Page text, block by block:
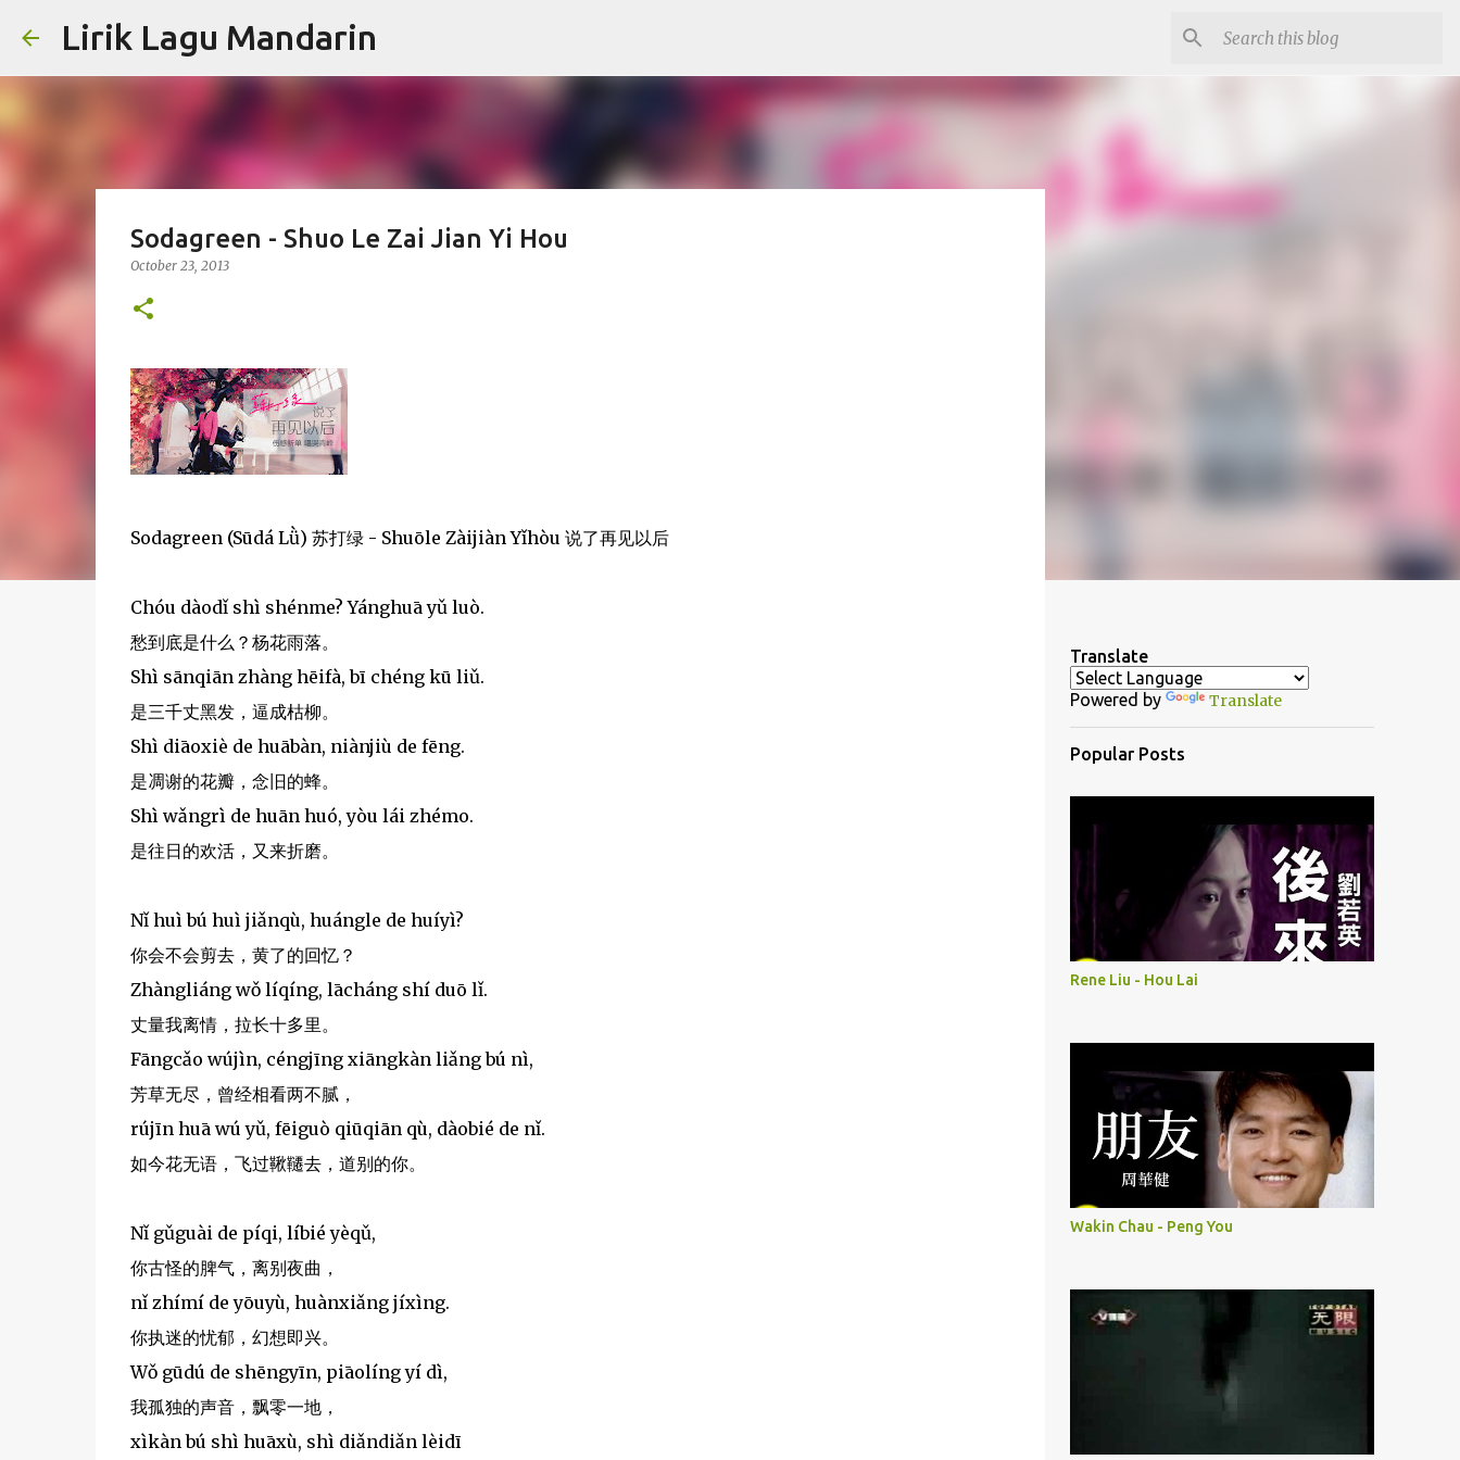
Lirik Lagu Mandarin
Sodagreen - Shuo Le Zai Jian Yi Hou
October 23, 2013
Sodagreen (Sūdá Lǜ) 苏打绿 - Shuōle Zàijiàn Yǐhòu 说了再见以后
Chóu dàodǐ shì shénme? Yánghuā yǔ luò.
愁到底是什么？杨花雨落。
Shì sānqiān zhàng hēifà, bī chéng kū liǔ.
是三千丈黑发，逼成枯柳。
Shì diāoxiè de huābàn, niànjiù de fēng.
是凋谢的花瓣，念旧的蜂。
Shì wǎngrì de huān huó, yòu lái zhémo.
是往日的欢活，又来折磨。
Nǐ huì bú huì jiǎnqù, huángle de huíyì?
你会不会剪去，黄了的回忆？
Zhàngliáng wǒ líqíng, lācháng shí duō lǐ.
丈量我离情，拉长十多里。
Fāngcǎo wújìn, céngjīng xiāngkàn liǎng bú nì,
芳草无尽，曾经相看两不腻，
rújīn huā wú yǔ, fēiguò qiūqiān qù, dàobié de nǐ.
如今花无语，飞过鞦韆去，道别的你。
Nǐ gǔguài de píqi, líbié yèqǔ,
你古怪的脾气，离别夜曲，
nǐ zhímí de yōuyù, huànxiǎng jíxìng.
你执迷的忧郁，幻想即兴。
Wǒ gūdú de shēngyīn, piāolíng yí dì,
我孤独的声音，飘零一地，
xìkàn bú shì huāxù, shì diǎndiǎn lèidī
Translate
Powered by Translate
Popular Posts
Rene Liu - Hou Lai
Wakin Chau - Peng You